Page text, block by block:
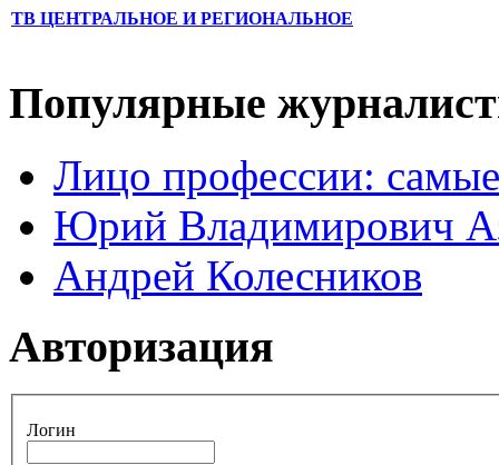
ТВ ЦЕНТРАЛЬНОЕ И РЕГИОНАЛЬНОЕ
Популярные
Лицо профессии:
Юрий Владимирович
Андрей Колесников
Авторизация
Логин